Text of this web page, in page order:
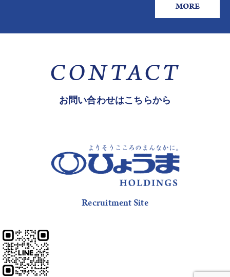
MORE
CONTACT
お問い合わせはこちらから
Recruitment Site